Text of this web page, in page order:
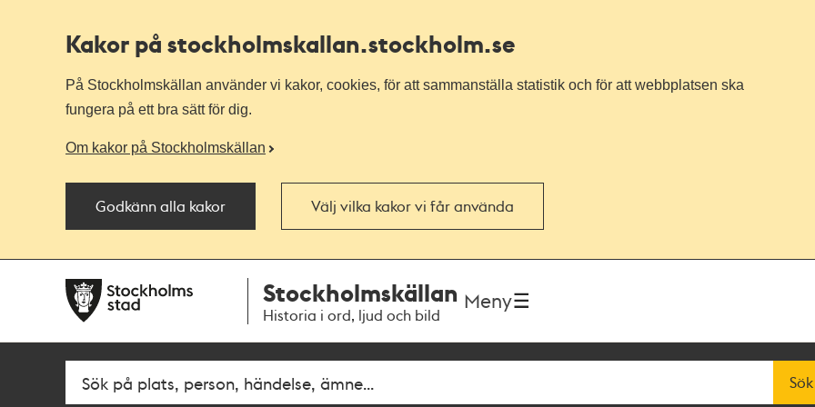
Kakor på stockholmskallan.stockholm.se
På Stockholmskällan använder vi kakor, cookies, för att sammanställa statistik och för att webbplatsen ska
fungera på ett bra sätt för dig.
Om kakor på Stockholmskällan
Godkänn alla kakor Välj vilka kakor vi får använda
navigationen
huvudinnehållet
Stockholmskällan
Historia i ord, ljud och bild
Meny
Fritextsök Sök